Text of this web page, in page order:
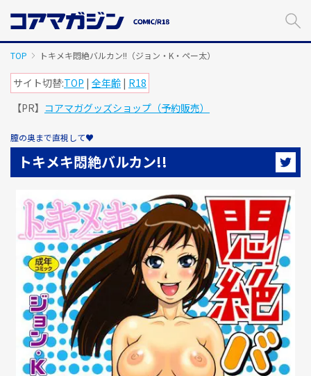
TOP トキメキ悶絶バルカン!!（ジョン・K・ペー太）
サイト切替:TOP | 全年齢 | R18
【PR】 コアマガグッズショップ（予約販売）
膣の奥まで直視して♥
トキメキ悶絶バルカン!!